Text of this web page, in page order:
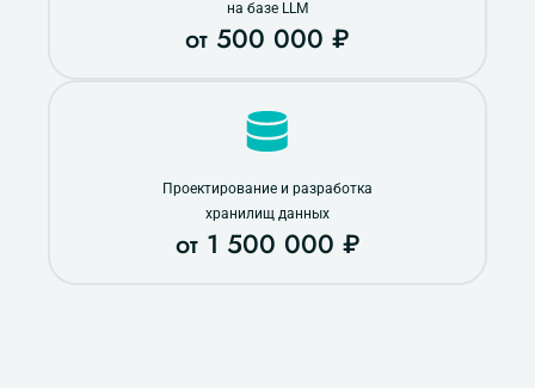
на базе LLM
от 500 000 ₽
Проектирование и разработка
хранилищ данных
от 1 500 000 ₽